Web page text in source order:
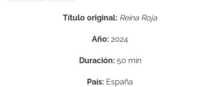
Título original: Reina Roja
Año: 2024
Duración: 50 min
País: España